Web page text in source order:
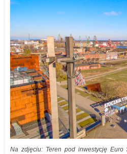
Na zdjęciu: Teren pod inwestycję